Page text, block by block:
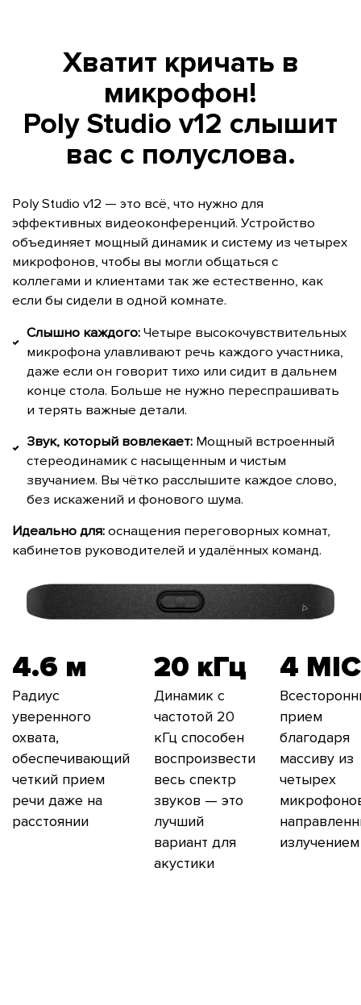
Хватит кричать в
микрофон!
Poly Studio v12 слышит
вас с полуслова.
Poly Studio v12 — это всё, что нужно для
эффективных видеоконференций. Устройство
объединяет мощный динамик и систему из четырех
микрофонов, чтобы вы могли общаться с
коллегами и клиентами так же естественно, как
если бы сидели в одной комнате.
Слышно каждого:Четыре высокочувствительных
микрофона улавливают речь каждого участника,
даже если он говорит тихо или сидит в дальнем
конце стола. Больше не нужно переспрашивать
и терять важные детали.
Звук, который вовлекает: Мощный встроенный
стереодинамик с насыщенным и чистым
звучанием. Вы чётко расслышите каждое слово,
без искажений и фонового шума.
Идеально для:оснащения переговорных комнат,
кабинетов руководителей и удалённых команд.
4.6 м
Радиус
уверенного
охвата,
обеспечивающий
четкий прием
речи даже на
расстоянии
20 кГц
Динамик с
частотой 20
кГц способен
воспроизвести
весь спектр
звуков — это
лучший
вариант для
акустики
4 MIC
прием
благодаря
массиву из
четырех
излучением